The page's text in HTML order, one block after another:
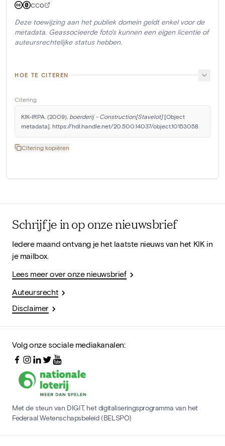
CC0
Deze toewijzing aan het publiek domein geldt enkel voor de
metadata. Geassocieerde foto's kunnen een eigen licentie of
auteursrechtelijke status hebben.
HOE TE CITEREN
Citering
KIK-IRPA. (2009). boerderij - Construction[Stavelot] [Object
metadata]. https://hdl.handle.net/20.500.14037/object.10153058
Citering kopiëren
Schrijf je in op onze nieuwsbrief
Iedere maand ontvang je het laatste nieuws van het KIK in
je mailbox.
Lees meer over onze nieuwsbrief
Auteursrecht
Disclaimer
Volg onze sociale mediakanalen:
Met de steun van DIGIT, het digitaliseringsprogramma van het
Federaal Wetenschapsbeleid (BELSPO)